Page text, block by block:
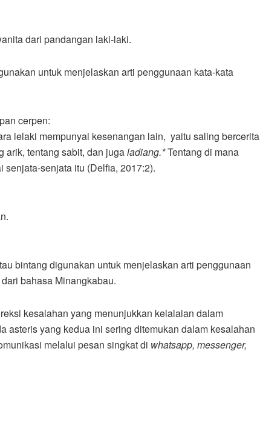
dari pandangan laki-laki.
untuk menjelaskan arti penggunaan kata-kata
cerpen:
lelaki mempunyai kesenangan lain, yaitu saling bercerita
arik, tentang sabit, dan jugaladiang.*Tentang di mana
senjata-senjata itu (Delfia, 2017:2).
bintang digunakan untuk menjelaskan arti penggunaan
bahasa Minangkabau.
kesalahan yang menunjukkan kelalaian dalam
asteris yang kedua ini sering ditemukan dalam kesalahan
melalui pesan singkat di whatsapp, messenger,